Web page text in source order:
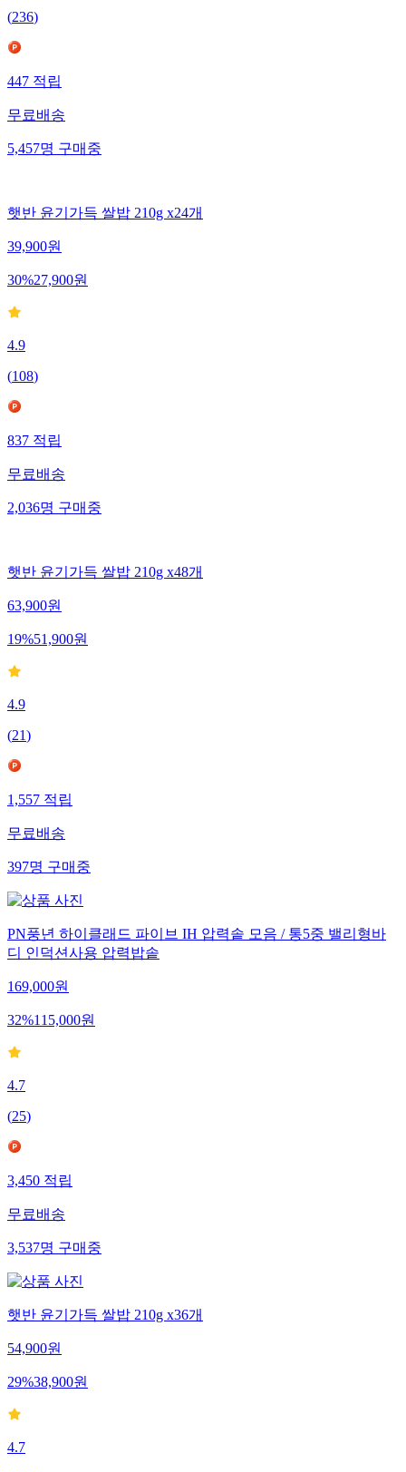
(236)
447 적립
무료배송
5,457명 구매중
햇반 윤기가득 쌀밥 210g x24개
39,900원
30%27,900원
4.9
(108)
837 적립
무료배송
2,036명 구매중
햇반 윤기가득 쌀밥 210g x48개
63,900원
19%51,900원
4.9
(21)
1,557적립
무료배송
397명구매중
PN풍년 하이클래드 파이브 IH 압력솥 모음 / 통5중 밸리형바
디 인덕션사용 압력밥솥
169,000원
32%115,000원
4.7
(25)
3,450적립
무료배송
3,537명구매중
햇반 윤기가득 쌀밥 210g x36개
54,900원
29%38,900원
4.7